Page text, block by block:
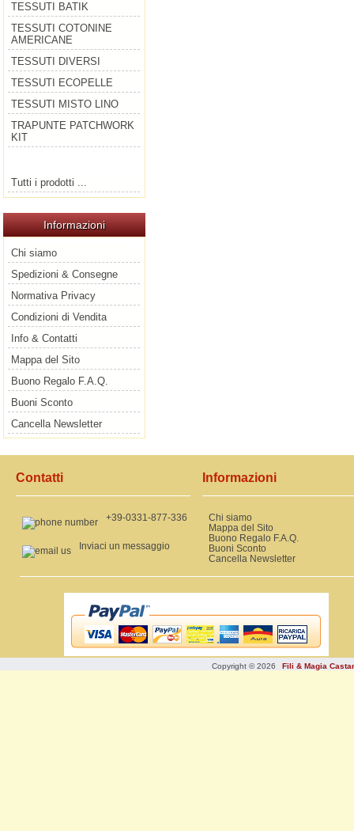
TESSUTI BATIK
TESSUTI COTONINE
AMERICANE
TESSUTI DIVERSI
TESSUTI ECOPELLE
TESSUTI MISTO LINO
TRAPUNTE PATCHWORK
KIT
Tutti i prodotti ...
Informazioni
Chi siamo
Spedizioni & Consegne
Normativa Privacy
Condizioni di Vendita
Info & Contatti
Mappa del Sito
Buono Regalo F.A.Q.
Buoni Sconto
Cancella Newsletter
Contatti
+39-0331-877-336
Inviaci un messaggio
Informazioni
Chi siamo
Mappa del Sito
Buono Regalo F.A.Q.
Buoni Sconto
Cancella Newsletter
Copyright © 2026 Fili & Magia